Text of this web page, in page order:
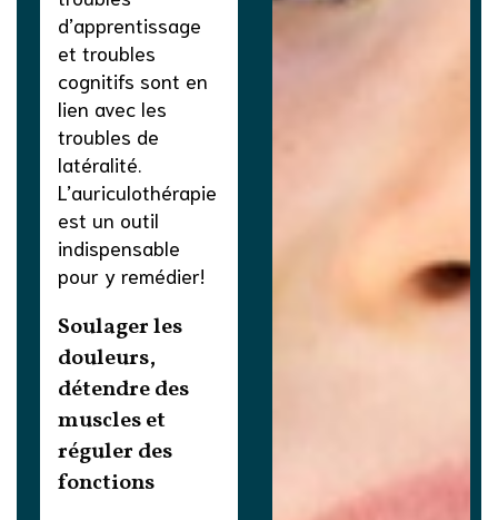
d’apprentissage
et troubles
cognitifs sont en
lien avec les
troubles de
latéralité.
L’auriculothérapie
est un outil
indispensable
pour y remédier!
Soulager les
douleurs,
détendre des
muscles et
réguler des
fonctions